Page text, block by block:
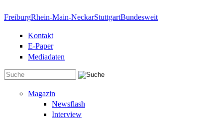
FreiburgRhein-Main-NeckarStuttgartBundesweit
Kontakt
E-Paper
Mediadaten
Magazin
Newsflash
Interview